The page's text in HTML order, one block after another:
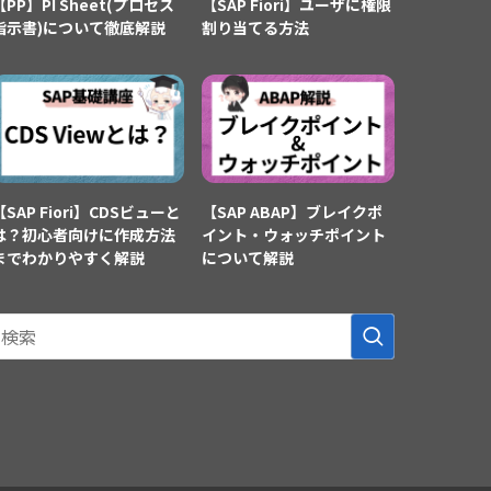
PP】PI Sheet(プロセス
示書)について徹底解説
【SAP Fiori】ユーザに権限
割り当てる方法
SAP Fiori】CDSビューと
？初心者向けに作成方法
でわかりやすく解説
【SAP ABAP】ブレイクポ
イント・ウォッチポイント
について解説